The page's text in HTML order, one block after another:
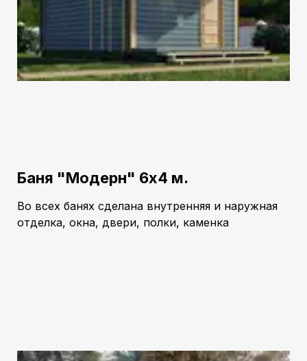
Баня "Модерн" 6х4 м.
Во всех банях сделана внутренняя и наружная
отделка, окна, двери, полки, каменка